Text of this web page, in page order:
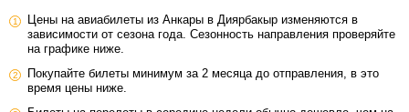
Цены на авиабилеты из Анкары в Диярбакыр изменяются в
зависимости от сезона года. Сезонность направления проверяйте
на графике ниже.
Покупайте билеты минимум за 2 месяца до отправления, в это
время цены ниже.